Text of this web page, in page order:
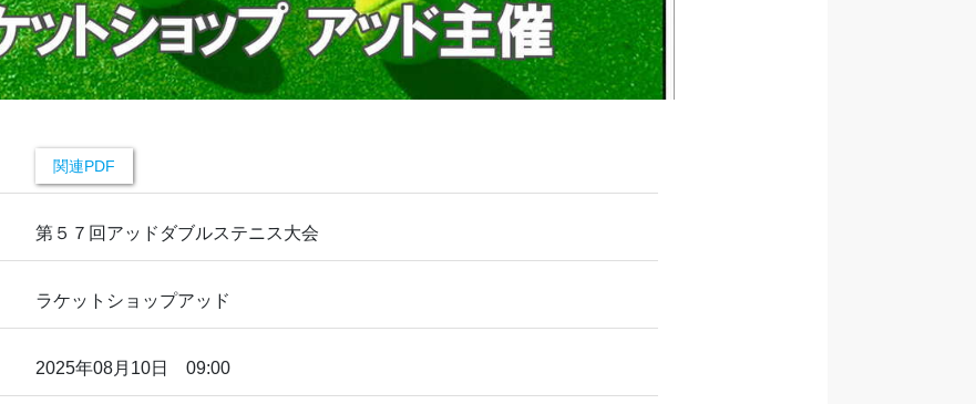
関連PDF
第５７回アッドダブルステニス大会
ラケットショップアッド
2025年08月10日 09:00